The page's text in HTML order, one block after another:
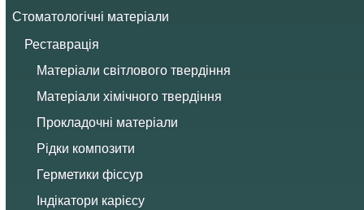
Стоматологічні матеріали
Реставрація
Матеріали світлового твердіння
Матеріали хімічного твердіння
Прокладочні матеріали
Рідки композити
Герметики фіссур
Індікатори карієсу